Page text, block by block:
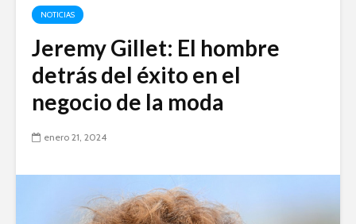
NOTICIAS
Jeremy Gillet: El hombre
detrás del éxito en el
negocio de la moda
enero 21, 2024